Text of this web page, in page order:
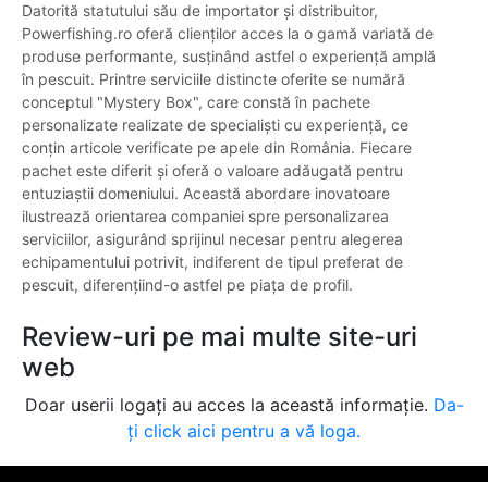
Datorită statutului său de importator și distribuitor,
Powerfishing.ro oferă clienților acces la o gamă variată de
produse performante, susținând astfel o experiență amplă
în pescuit. Printre serviciile distincte oferite se numără
conceptul "Mystery Box", care constă în pachete
personalizate realizate de specialiști cu experiență, ce
conțin articole verificate pe apele din România. Fiecare
pachet este diferit și oferă o valoare adăugată pentru
entuziaștii domeniului. Această abordare inovatoare
ilustrează orientarea companiei spre personalizarea
serviciilor, asigurând sprijinul necesar pentru alegerea
echipamentului potrivit, indiferent de tipul preferat de
pescuit, diferențiind-o astfel pe piața de profil.
Review-uri pe mai multe site-uri
web
Doar userii logați au acces la această informație. Da-
ți click aici pentru a vă loga.